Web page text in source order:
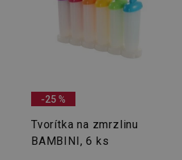
-25 %
Tvorítka na zmrzlinu
BAMBINI, 6 ks